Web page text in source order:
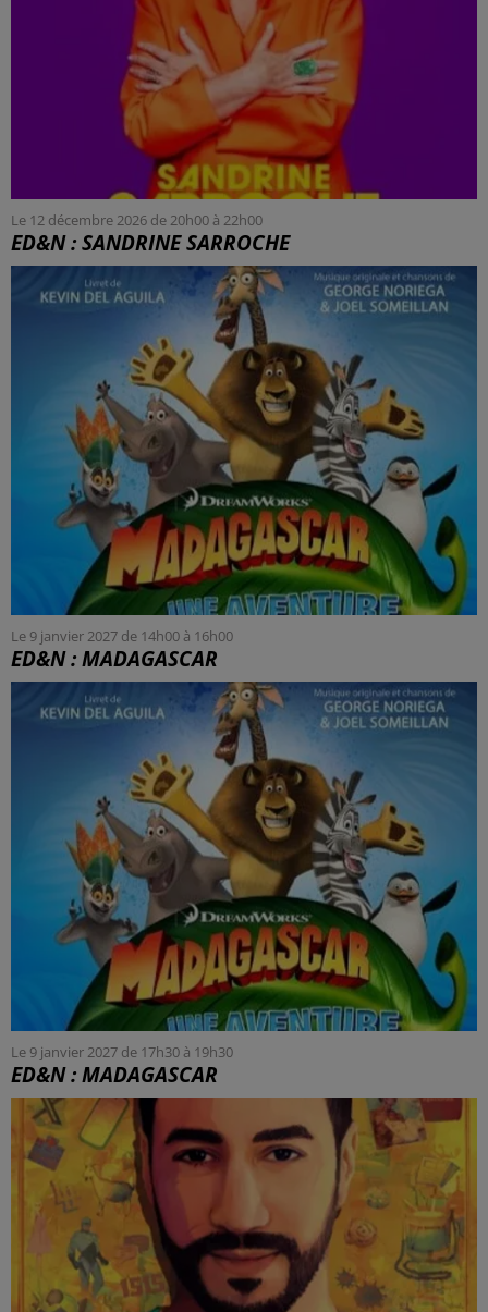
Le 12 décembre 2026 de 20h00 à 22h00
ED&N : SANDRINE SARROCHE
Le 9 janvier 2027 de 14h00 à 16h00
ED&N : MADAGASCAR
Le 9 janvier 2027 de 17h30 à 19h30
ED&N : MADAGASCAR